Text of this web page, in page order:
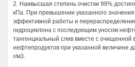
2. Наивысшая степень очистки 99%
кПа. При превышении указанного
эффективной работы и
гидроциклона с последующим уносом
тангенциальный слив вместе с очищенной
нефтепродуктов при указанной величине
г/м3.